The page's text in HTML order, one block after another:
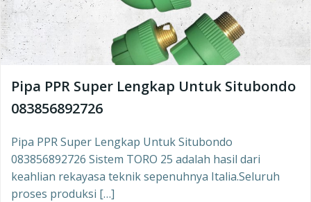
Pipa PPR Super Lengkap Untuk Situbondo
083856892726
Pipa PPR Super Lengkap Untuk Situbondo
083856892726 Sistem TORO 25 adalah hasil dari
keahlian rekayasa teknik sepenuhnya Italia.Seluruh
proses produksi […]